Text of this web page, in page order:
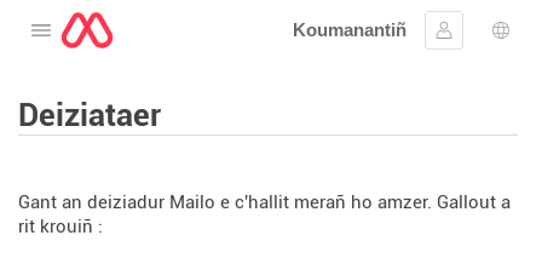
Digeriñ al lañser
Koumanantiñ
Kevreañ
Deiziataer
Gant an deiziadur Mailo e c'hallit merañ ho amzer. Gallout a
rit krouiñ :